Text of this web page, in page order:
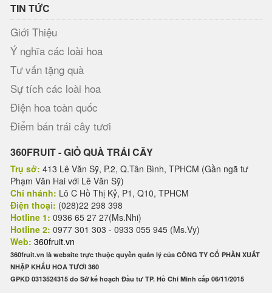
TIN TỨC
Giới Thiệu
Ý nghĩa các loài hoa
Tư vấn tặng quà
Sự tích các loài hoa
Điện hoa toàn quốc
Điểm bán trái cây tươi
360FRUIT - GIỎ QUÀ TRÁI CÂY
Trụ sở: 413 Lê Văn Sỹ, P.2, Q.Tân Bình, TPHCM (Gần ngã tư
Phạm Văn Hai với Lê Văn Sỹ)
Chi nhánh: Lô C Hồ Thị Kỷ, P1, Q10, TPHCM
Điện thoại: (028)22 298 398
Hotline 1: 0936 65 27 27(Ms.Nhi)
Hotline 2: 0977 301 303 - 0933 055 945 (Ms.Vy)
Web: 360fruit.vn
360fruit.vn là website trực thuộc quyền quản lý của CÔNG TY CỔ PHẦN XUẤT
NHẬP KHẨU HOA TƯƠI 360
GPKD 0313524315 do Sở kế hoạch Đầu tư TP. Hồ Chí Minh cấp 06/11/2015